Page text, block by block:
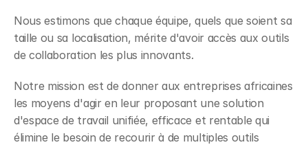
Nous estimons que chaque équipe, quels que soient sa
taille ou sa localisation, mérite d'avoir accès aux outils
de collaboration les plus innovants.
Notre mission est de donner aux entreprises africaines
les moyens d'agir en leur proposant une solution
d'espace de travail unifiée, efficace et rentable qui
élimine le besoin de recourir à de multiples outils